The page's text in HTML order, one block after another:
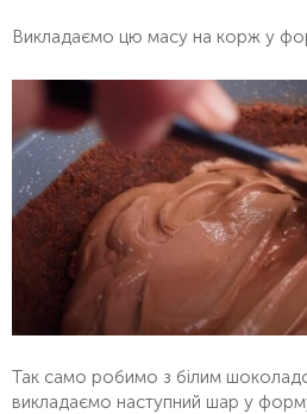
Викладаємо цю масу на корж у
Так само робимо з білим
викладаємо наступний шар у